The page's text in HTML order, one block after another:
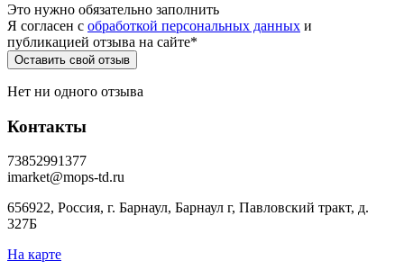
Это нужно обязательно заполнить
Я согласен c обработкой персональных данных и
публикацией отзыва на сайте*
Нет ни одного отзыва
Контакты
73852991377
imarket@mops-td.ru
656922, Россия, г. Барнаул, Барнаул г, Павловский тракт, д.
327Б
На карте